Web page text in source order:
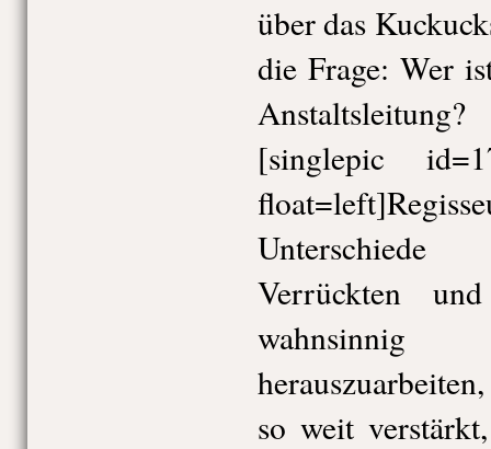
über das
die Frage: Wer
Anstaltsleitung?
[singlepic
Verrückten
wahnsinnig
so weit